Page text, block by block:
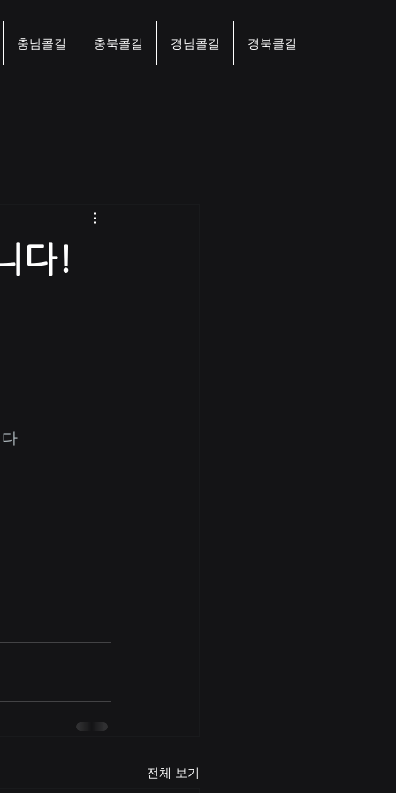
충남콜걸 충북콜걸 경남콜걸 경북콜걸
다!
전체 보기